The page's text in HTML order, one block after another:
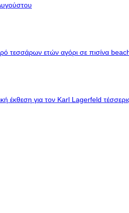
τεσσάρων ετών αγόρι σε πισίνα
έκθεση για τον Karl Lagerfeld